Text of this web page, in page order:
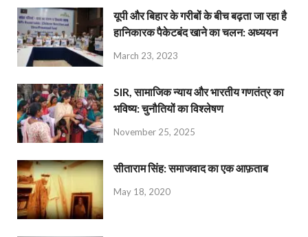
यूपी और बिहार के गरीबों के बीच बढ़ता जा रहा है
हानिकारक पैकेटबंद खाने का चलन: अध्ययन
March 23, 2023
SIR, सामाजिक न्याय और भारतीय गणतंत्र का
भविष्य: चुनौतियों का विश्लेषण
November 25, 2025
सीताराम सिंह: समाजवाद का एक आफ़ताब
May 18, 2020